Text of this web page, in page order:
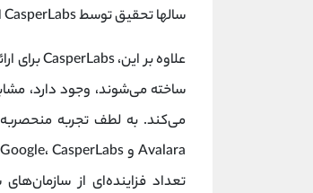
سالها تحقیق توسط CasperLabs است.